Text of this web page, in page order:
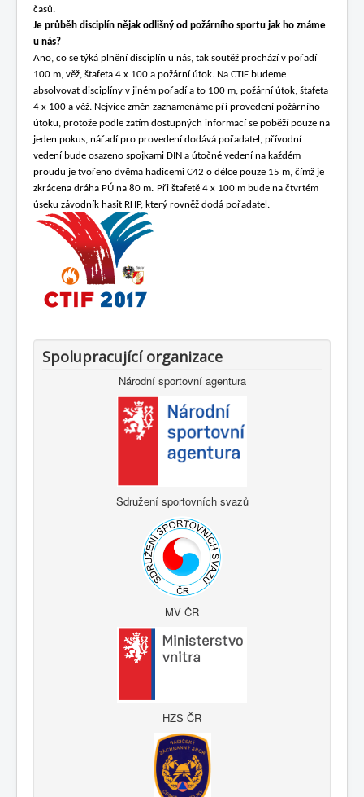
časů.
Je průběh disciplín nějak odlišný od požárního sportu jak ho známe
u nás?
Ano, co se týká plnění disciplín u nás, tak soutěž prochází v pořadí
100 m, věž, štafeta 4 x 100 a požární útok. Na CTIF budeme
absolvovat disciplíny v jiném pořadí a to 100 m, požární útok, štafeta
4 x 100 a věž. Nejvíce změn zaznamenáme při provedení požárního
útoku, protože podle zatím dostupných informací se poběží pouze na
jeden pokus, nářadí pro provedení dodává pořadatel, přívodní
vedení bude osazeno spojkami DIN a útočné vedení na každém
proudu je tvořeno dvěma hadicemi C42 o délce pouze 15 m, čímž je
zkrácena dráha PÚ na 80 m. Při štafetě 4 x 100 m bude na čtvrtém
úseku závodník hasit RHP, který rovněž dodá pořadatel.
Spolupracující organizace
Národní sportovní agentura
Sdružení sportovních svazů
MV ČR
HZS ČR